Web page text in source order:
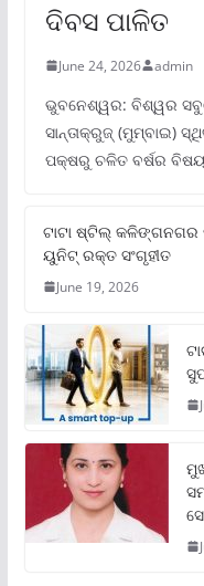
ଦିବସ ପାଳିତ
June 24, 2026 admin
ଭୁବନେଶ୍ୱର: ବିଶ୍ୱର
ସାନ୍ତାକ୍ରୁଜ୍ (ମୁମ୍ବାଇ)
ପକ୍ଷରୁ ଚଳିତ ବର୍ଷର
ଟାଟା ଷ୍ଟିଲ୍‌ କଳିଙ୍ଗନଗର
ୟୁନିଟ୍‌ ରକ୍ତ ସଂଗୃହୀତ
June 19, 2026